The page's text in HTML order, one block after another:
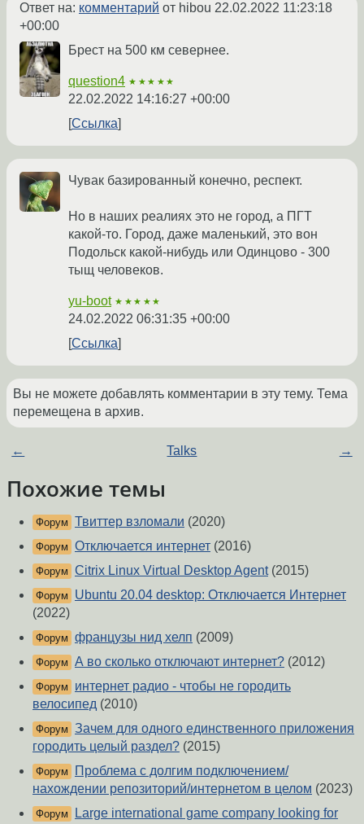
Ответ на: комментарий от hibou 22.02.2022 11:23:18
+00:00
Брест на 500 км севернее.
question4 ★★★★★
22.02.2022 14:16:27 +00:00
Ссылка
Чувак базированный конечно, респект.
Но в наших реалиях это не город, а ПГТ
какой-то. Город, даже маленький, это вон
Подольск какой-нибудь или Одинцово - 300
тыщ человеков.
yu-boot ★★★★★
24.02.2022 06:31:35 +00:00
Ссылка
Вы не можете добавлять комментарии в эту тему. Тема
перемещена в архив.
← Talks →
Похожие темы
Форум Твиттер взломали (2020)
Форум Отключается интернет (2016)
Форум Citrix Linux Virtual Desktop Agent(2015)
Форум
Ubuntu 20.04 desktop: Отключается Интернет
(2022)
Форум французы нид хелп (2009)
Форум А во сколько отключают интернет? (2012)
Форум
интернет радио - чтобы не городить
велосипед (2010)
Форум Зачем для одного единственного приложения
городить целый раздел? (2015)
Форум
Проблема с долгим подключением/
нахождении репозиторий/интернетом в целом (2023)
Форум Large international game company looking for